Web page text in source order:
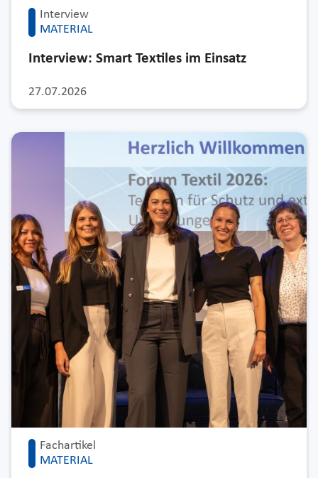
Interview
MATERIAL
27.07.2026
Interview: Smart Textiles im Einsatz
Fachartikel
MATERIAL